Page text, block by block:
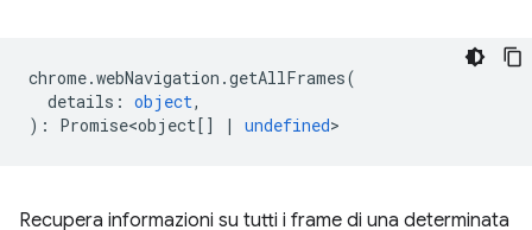
chrome.webNavigation .getAllFrames(
details : object,
) : Promise<object[] | undefined>
Recupera informazioni su tutti i frame di una determinata